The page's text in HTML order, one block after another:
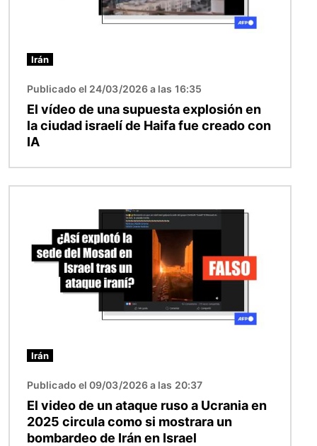
Irán
Publicado el 24/03/2026 a las 16:35
El vídeo de una supuesta explosión en
la ciudad israelí de Haifa fue creado con
IA
Irán
Publicado el 09/03/2026 a las 20:37
El video de un ataque ruso a Ucrania en
2025 circula como si mostrara un
bombardeo de Irán en Israel